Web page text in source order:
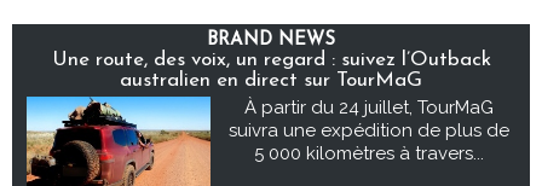
BRAND NEWS
Une route, des voix, un regard : suivez l’Outback
australien en direct sur TourMaG
À partir du 24 juillet, TourMaG
suivra une expédition de plus de
5 000 kilomètres à travers...